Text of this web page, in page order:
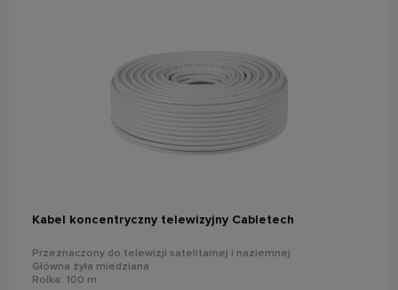
Kabel koncentryczny telewizyjny Cabletech
Przeznaczony do telewizji satelitarnej i naziemnej
Główna żyła miedziana
Rolka: 100 m